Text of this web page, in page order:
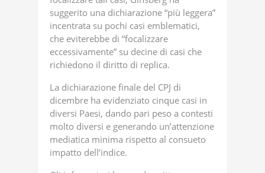
suggerito una dichiarazione “più leggera”
incentrata su pochi casi emblematici,
che eviterebbe di “focalizzare
eccessivamente” su decine di casi che
richiedono il diritto di replica.
La dichiarazione finale del CPJ di
dicembre ha evidenziato cinque casi in
diversi Paesi, dando pari peso a contesti
molto diversi e generando un’attenzione
mediatica minima rispetto al consueto
impatto dell’indice.